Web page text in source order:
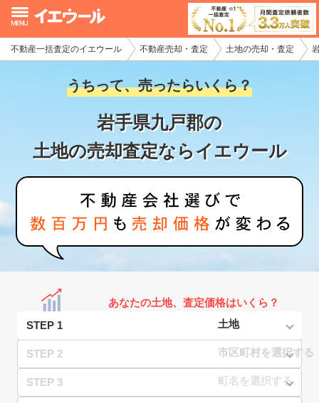
不動産一括査定のイエウール 不動産売却・査定 土地の売却・査定
うちって、売ったらいくら？
岩手県九戸郡の
土地の売却査定ならイエウール
あなたの土地、査定価格はいくら？
STEP 1
STEP 2
STEP 3
イエウール加盟希望の不動産会社様
初めての方へ
不動産の売却・一括査定
家査定シミュレーター
お問い合わせ